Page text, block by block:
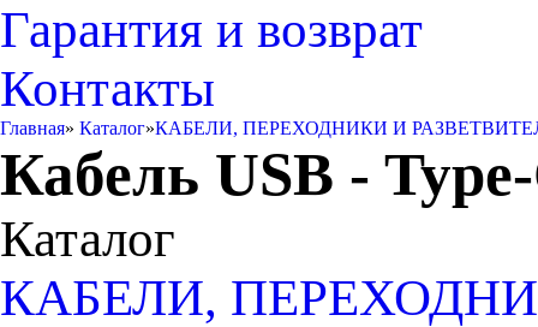
Гарантия и возврат
Контакты
Главная» Каталог»КАБЕЛИ, ПЕРЕХОДНИКИ И
Кабель USB -
Каталог
КАБЕЛИ,